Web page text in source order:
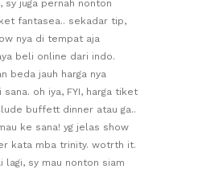
sy juga pernah nonton
fantasea.. sekadar tip,
nya di tempat aja
beli online dari indo.
beda jauh harga nya
oh iya, FYI, harga tiket
buffett dinner atau ga..
ke sana! yg jelas show
kata mba trinity. wotrth it.
sy mau nonton siam